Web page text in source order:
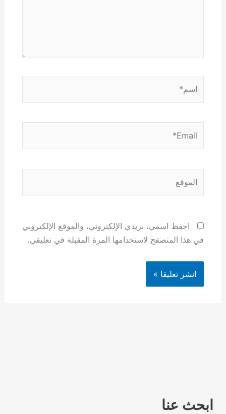
احفظ اسمي، بريدي الإلكتروني، والموقع الإلكتروني
في هذا المتصفح لاستخدامها المرة المقبلة في تعليقي.
ابحث عنا